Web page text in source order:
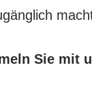
Sie mit